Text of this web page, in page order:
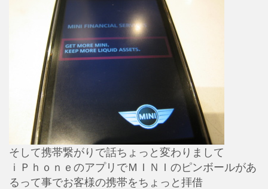
そして携帯繋がりで話ちょっと変わりまして
ｉＰｈｏｎｅのアプリでＭＩＮＩのピンボールがあ
るって事でお客様の携帯をちょっと拝借